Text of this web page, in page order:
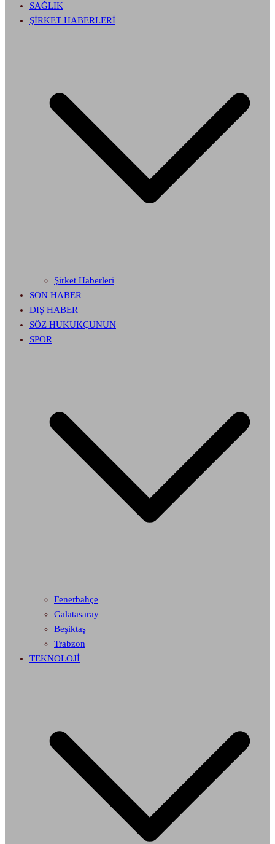
SAĞLIK
ŞİRKET HABERLERİ
Şirket Haberleri
SON HABER
DIŞ HABER
SÖZ HUKUKÇUNUN
SPOR
Fenerbahçe
Galatasaray
Beşiktaş
Trabzon
TEKNOLOJİ